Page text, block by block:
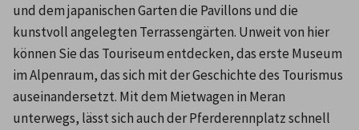
und dem japanischen Garten die Pavillons und die
kunstvoll angelegten Terrassengärten. Unweit von hier
können Sie das Touriseum entdecken, das erste Museum
im Alpenraum, das sich mit der Geschichte des Tourismus
auseinandersetzt. Mit dem Mietwagen in Meran
unterwegs, lässt sich auch der Pferderennplatz schnell